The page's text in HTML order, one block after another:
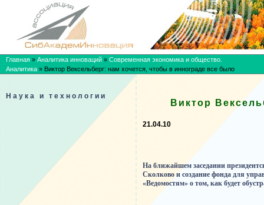
Главная » Аналитика инноваций » Современная экономика и общество.
Аналитика » Виктор Вексельберг: нам хочется, чтобы в иннограде все было
Наука и технологии
Виктор
21.04.10
На ближайшем заседании
Сколково и создание фонда для
«Ведомостям» о том, как будет